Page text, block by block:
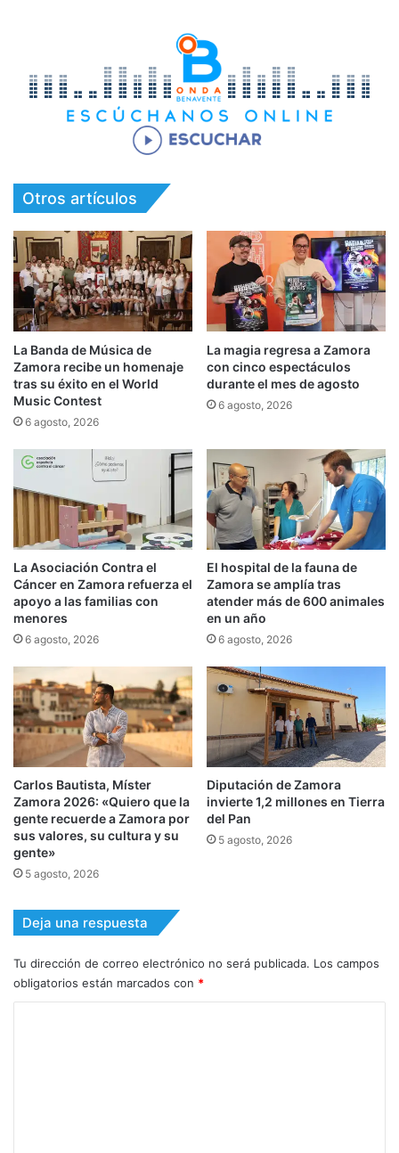
Otros artículos
La Banda de Música de
Zamora recibe un homenaje
tras su éxito en el World
Music Contest
6 agosto, 2026
La magia regresa a Zamora
con cinco espectáculos
durante el mes de agosto
6 agosto, 2026
La Asociación Contra el
Cáncer en Zamora refuerza el
apoyo a las familias con
menores
6 agosto, 2026
El hospital de la fauna de
Zamora se amplía tras
atender más de 600 animales
en un año
6 agosto, 2026
Carlos Bautista, Míster
Zamora 2026: «Quiero que la
gente recuerde a Zamora por
sus valores, su cultura y su
gente»
5 agosto, 2026
Diputación de Zamora
invierte 1,2 millones en Tierra
del Pan
5 agosto, 2026
Deja una respuesta
Tu dirección de correo electrónico no será publicada. Los campos
obligatorios están marcados con *